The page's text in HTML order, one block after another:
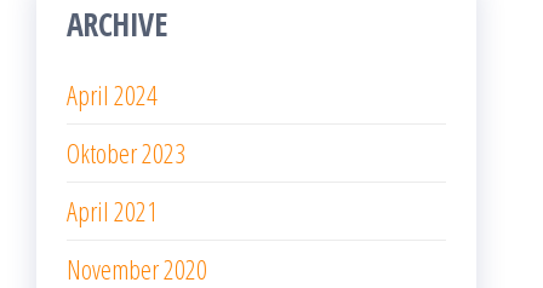
ARCHIVE
April 2024
Oktober 2023
April 2021
November 2020